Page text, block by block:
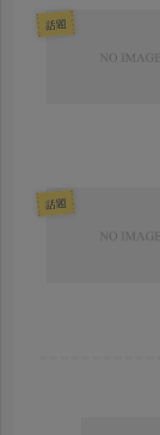
話題
話題